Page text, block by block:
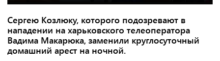
Сергею Козлюку, которого подозревают в
нападении на харьковского телеоператора
Вадима Макарюка, заменили круглосуточный
домашний арест на ночной.